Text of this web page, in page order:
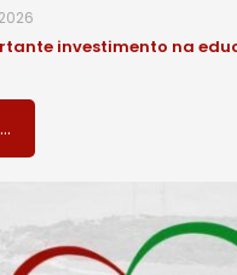
investimento na